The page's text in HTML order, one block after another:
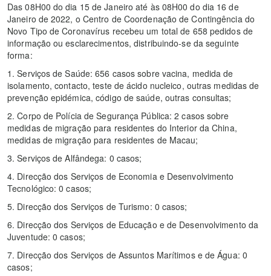
Das 08H00 do dia 15 de Janeiro até às 08H00 do dia 16 de
Janeiro de 2022, o Centro de Coordenação de Contingência do
Novo Tipo de Coronavírus recebeu um total de 658 pedidos de
informação ou esclarecimentos, distribuindo-se da seguinte
forma:
1. Serviços de Saúde: 656 casos sobre vacina, medida de
isolamento, contacto, teste de ácido nucleico, outras medidas de
prevenção epidémica, código de saúde, outras consultas;
2. Corpo de Polícia de Segurança Pública: 2 casos sobre
medidas de migração para residentes do Interior da China,
medidas de migração para residentes de Macau;
3. Serviços de Alfândega: 0 casos;
4. Direcção dos Serviços de Economia e Desenvolvimento
Tecnológico: 0 casos;
5. Direcção dos Serviços de Turismo: 0 casos;
6. Direcção dos Serviços de Educação e de Desenvolvimento da
Juventude: 0 casos;
7. Direcção dos Serviços de Assuntos Marítimos e de Água: 0
casos;